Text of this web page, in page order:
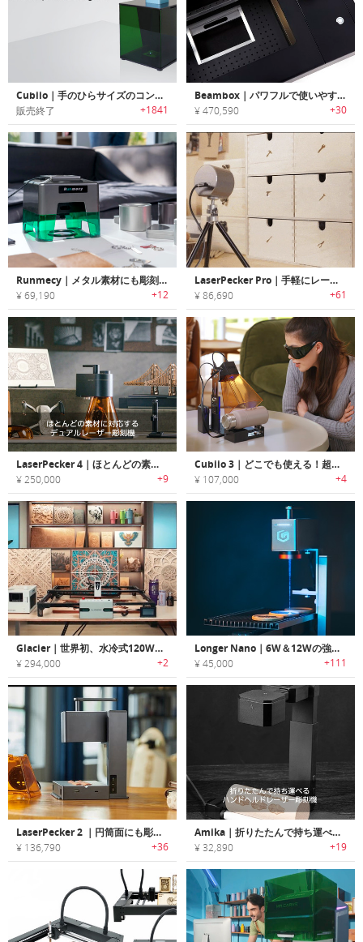
Cubiio｜手のひらサイズのコンパクトレーザー彫刻機「キュービオ」
販売終了 +1841
Beambox｜パワフルで使いやすいレーザーカッター/彫刻デバイス「ビームボックス」
¥ 470,590 +30
Runmecy｜メタル素材にも彫刻できるハイスピードレーザーエングレーバー「ランメーシー」
¥ 69,190 +12
LaserPecker Pro｜手軽にレーザー彫刻が楽しめるハンドヘルドスマートレーザー彫刻機「レーザーペッカープロ」
¥ 86,690 +61
LaserPecker 4｜ほとんどの素材に対応するデュアルレーザー彫刻機「レーザーペッカー4」
¥ 250,000 +9
Cubiio 3｜どこでも使える！超軽量200gのポータブルレーザー彫刻機
¥ 107,000 +4
Glacier｜世界初、水冷式120Wレーザー彫刻機
¥ 294,000 +2
Longer Nano｜6W＆12Wの強力なポータブルレーザー彫刻機
¥ 45,000 +111
LaserPecker 2 ｜円筒面にも彫り付け可能なハンドヘルドレーザー彫刻機「レーザーペッカー2」
¥ 136,790 +36
Amika｜折りたたんで持ち運べるハンドヘルドレーザー彫刻機「アミカ」
¥ 32,890 +19